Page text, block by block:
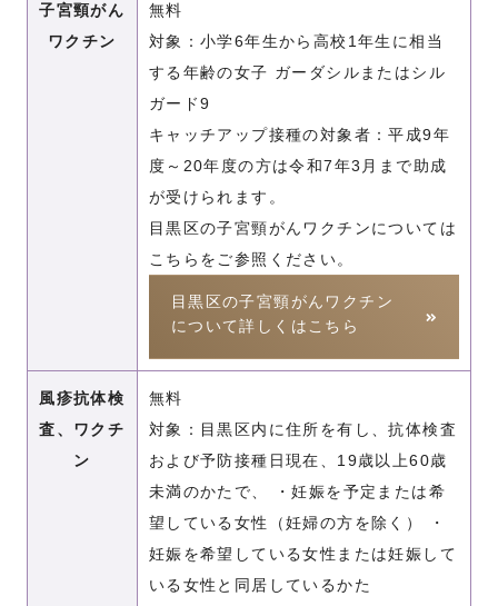
子宮頸がん
ワクチン
無料
対象：小学6年生から高校1年生に相当
する年齢の女子 ガーダシルまたはシル
ガード9
キャッチアップ接種の対象者：平成9年
度～20年度の方は令和7年3月まで助成
が受けられます。
目黒区の子宮頸がんワクチンについては
こちらをご参照ください。
目黒区の子宮頸がんワクチン
について詳しくはこちら
風疹抗体検
査、ワクチ
ン
無料
対象：目黒区内に住所を有し、抗体検査
および予防接種日現在、19歳以上60歳
未満のかたで、 ・妊娠を予定または希
望している女性（妊婦の方を除く） ・
妊娠を希望している女性または妊娠して
いる女性と同居しているかた